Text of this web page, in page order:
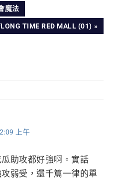
魔法
TIME RED MALL (01)
上午
助攻都好強啊。實話
弱受，還千篇一律的單